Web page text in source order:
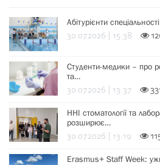
Абітурієнти
30.07.2026 | 15:38
Студенти-медики – про
та…
30.07.2026 | 13:37
ННІ стоматології та
розширює…
30.07.2026 | 13:19
Erasmus+ Staff Week: